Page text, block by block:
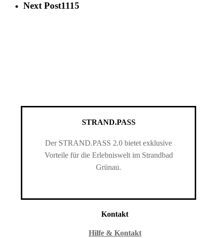
Next Post1115
STRAND.PASS
Der STRAND.PASS 2.0 bietet exklusive
Vorteile für die Erlebniswelt im Strandbad
Grünau.
Kontakt
Hilfe & Kontakt